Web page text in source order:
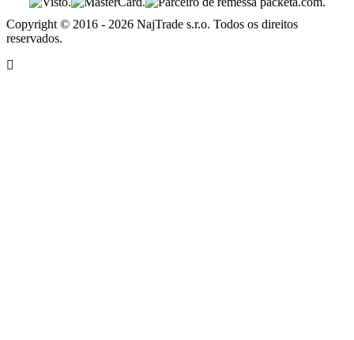
Copyright © 2016 - 2026 NajTrade s.r.o. Todos os direitos
reservados.